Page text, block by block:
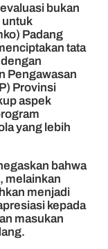
bukan
untuk
Padang
tata
Pengawasan
Provinsi
aspek
yang lebih
bahwa
melainkan
menjadi
kepada
masukan